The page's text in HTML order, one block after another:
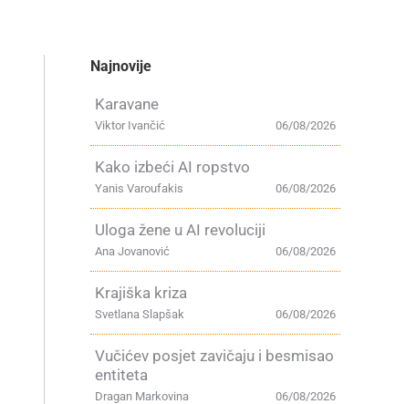
Najnovije
Karavane
06/08/2026
Viktor Ivančić
Kako izbeći AI ropstvo
06/08/2026
Yanis Varoufakis
Uloga žene u AI revoluciji
06/08/2026
Ana Jovanović
Krajiška kriza
06/08/2026
Svetlana Slapšak
Vučićev posjet zavičaju i besmisao
entiteta
06/08/2026
Dragan Markovina